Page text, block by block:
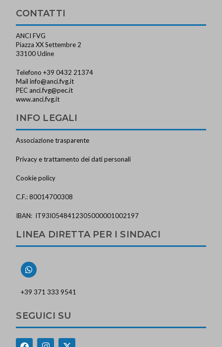
CONTATTI
ANCI FVG
Piazza XX Settembre 2
33100 Udine
Telefono +39 0432 21374
Mailinfo@anci.fvg.it
PEC anci.fvg@pec.it
www.anci.fvg.it
INFO LEGALI
Associazione trasparente
Privacy e trattamento dei dati personali
Cookie policy
C.F.: 80014700308
IBAN: IT93I0548412305000001002197
LINEA DIRETTA PER I SINDACI
+39 371 333 9541
SEGUICI SU